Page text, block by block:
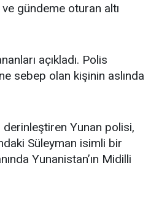
gündeme oturan altı
açıkladı. Polis
sebep olan kişinin aslında
derinleştiren Yunan polisi,
Süleyman isimli bir
Yunanistan’ın Midilli